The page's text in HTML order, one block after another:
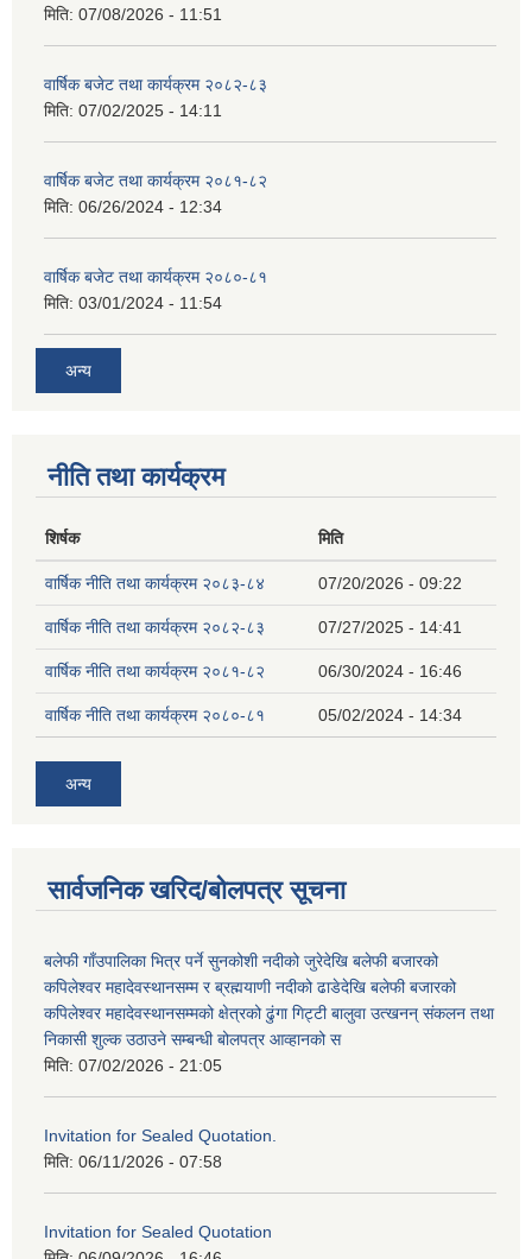
मिति: 07/08/2026 - 11:51
वार्षिक बजेट तथा कार्यक्रम २०८२-८३
मिति: 07/02/2025 - 14:11
वार्षिक बजेट तथा कार्यक्रम २०८१-८२
मिति: 06/26/2024 - 12:34
वार्षिक बजेट तथा कार्यक्रम २०८०-८१
मिति: 03/01/2024 - 11:54
अन्य
नीति तथा कार्यक्रम
शिर्षक मिति
वार्षिक नीति तथा कार्यक्रम २०८३-८४ 07/20/2026 - 09:22
वार्षिक नीति तथा कार्यक्रम २०८२-८३ 07/27/2025 - 14:41
वार्षिक नीति तथा कार्यक्रम २०८१-८२ 06/30/2024 - 16:46
वार्षिक नीति तथा कार्यक्रम २०८०-८१ 05/02/2024 - 14:34
अन्य
सार्वजनिक खरिद/बोलपत्र सूचना
बलेफी गाँउपालिका भित्र पर्ने सुनकोशी नदीको जुरेदेखि बलेफी बजारको
कपिलेश्वर महादेवस्थानसम्म र ब्रह्मयाणी नदीको ढाडेदेखि बलेफी बजारको
कपिलेश्वर महादेवस्थानसम्मको क्षेत्रको ढुंगा गिट्टी बालुवा उत्खनन् संकलन तथा
निकासी शुल्क उठाउने सम्बन्धी बोलपत्र आव्हानको स
मिति: 07/02/2026 - 21:05
Invitation for Sealed Quotation.
मिति: 06/11/2026 - 07:58
Invitation for Sealed Quotation